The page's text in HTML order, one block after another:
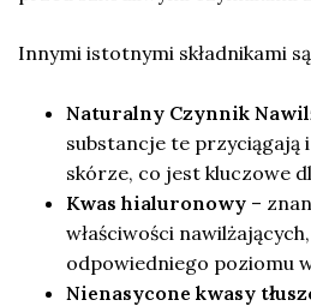
Innymi istotnymi składnikami
Naturalny Czynnik
substancje te przyciągają
skórze, co jest kluczowe
Kwas hialuronowy –
właściwości
odpowiedniego poziomu
Nienasycone kwasy